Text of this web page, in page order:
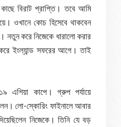
বিরাট প্রাপ্তি। তবে আমি
ওখানে কোচ হিসেবে থাকবেন
নতুন করে নিজেকে ধারালো করার
ইংল্যান্ড সফরের আগে। তাই
এশিয়া কাপে। গ্রুপ পর্যায়ে
লো-স্কোরিং ফাইনালে আবার
নিজেকে। তিনি যে বড়